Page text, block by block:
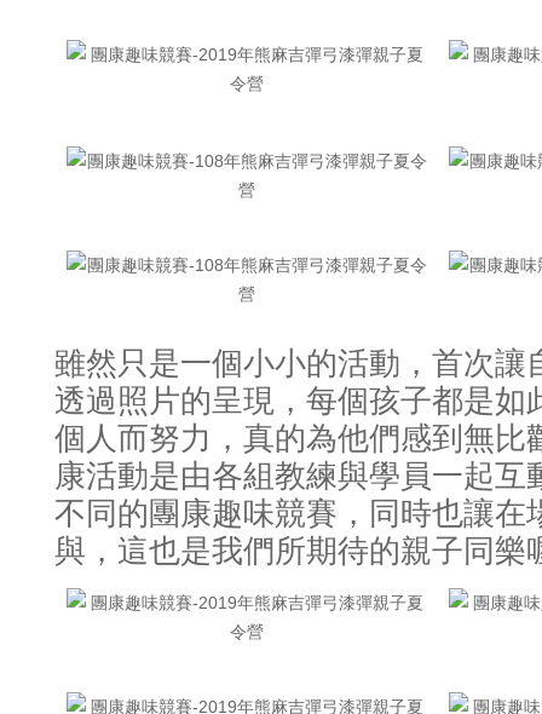
雖然只是一個小小的活動 ， 首次讓
透過照片的呈現 ， 每個孩子都是如
個人而努力 ， 真的為他們感到無比
康活動是由各組教練與學員一起互
不同的團康趣味競賽 ， 同時也讓在
與 ， 這也是我們所期待的親子同樂